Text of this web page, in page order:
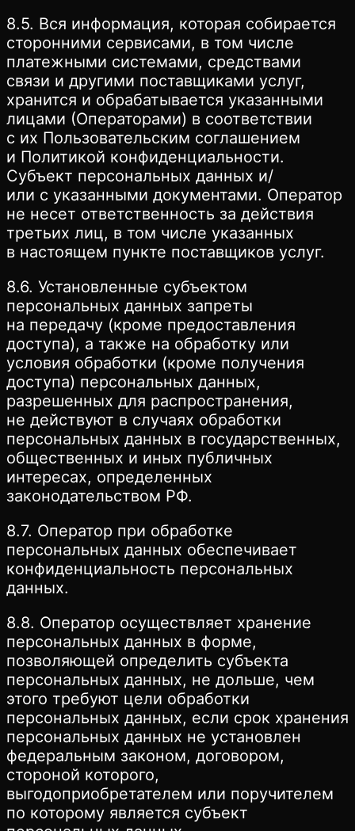
8.5. Вся информация, которая собирается
сторонними сервисами, в том числе
платежными системами, средствами
связи и другими поставщиками услуг,
хранится и обрабатывается указанными
лицами (Операторами) в соответствии
с их Пользовательским соглашением
и Политикой конфиденциальности.
Субъект персональных данных и/
или с указанными документами. Оператор
не несет ответственность за действия
третьих лиц, в том числе указанных
в настоящем пункте поставщиков услуг.
8.6. Установленные субъектом
персональных данных запреты
на передачу (кроме предоставления
доступа), а также на обработку или
условия обработки (кроме получения
доступа) персональных данных,
разрешенных для распространения,
не действуют в случаях обработки
персональных данных в государственных,
общественных и иных публичных
интересах, определенных
законодательством РФ.
8.7. Оператор при обработке
персональных данных обеспечивает
конфиденциальность персональных
данных.
8.8. Оператор осуществляет хранение
персональных данных в форме,
позволяющей определить субъекта
персональных данных, не дольше, чем
этого требуют цели обработки
персональных данных, если срок хранения
персональных данных не установлен
федеральным законом, договором,
стороной которого,
выгодоприобретателем или поручителем
по которому является субъект